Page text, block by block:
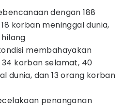
dengan 188
korban meninggal dunia,
membahayakan
korban selamat, 40
dunia, dan 13 orang korban
penanganan